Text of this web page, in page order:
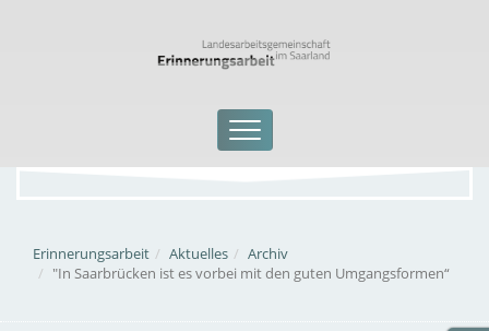
Erinnerungsarbeit Aktuelles
Archiv
"In Saarbrücken ist es vorbei mit den guten Umgangsformen“